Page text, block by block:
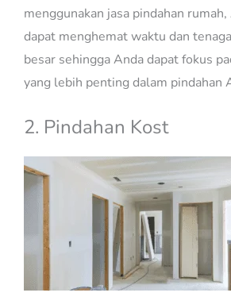
menggunakan jasa pindahan
dapat menghemat waktu dan
besar sehingga Anda dapat fokus
yang lebih penting dalam pindahan
2. Pindahan Kost